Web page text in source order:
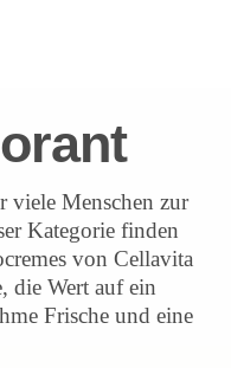
viele Menschen zur
Kategorie finden
von Cellavita
die Wert auf ein
Frische und eine